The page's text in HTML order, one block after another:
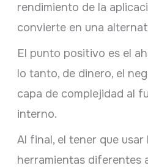
rendimiento de la
convierte en una
El punto positivo es el
lo tanto, de dinero, el
capa de complejidad al
interno.
Al final, el tener que usar
herramientas diferentes